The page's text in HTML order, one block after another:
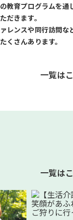
教育プログラムを通
だきます。
レンスや同行訪問な
くさんあります。
一覧は
一覧は